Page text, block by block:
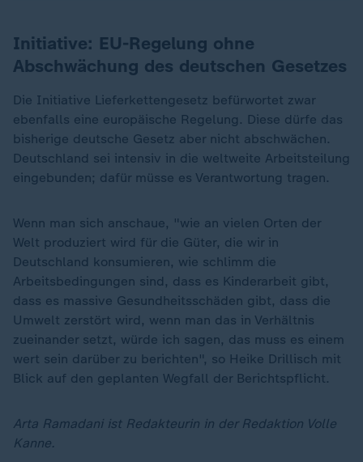
Initiative: EU-Regelung ohne
Abschwächung des deutschen Gesetzes
Die Initiative Lieferkettengesetz befürwortet zwar
ebenfalls eine europäische Regelung. Diese dürfe das
bisherige deutsche Gesetz aber nicht abschwächen.
Deutschland sei intensiv in die weltweite Arbeitsteilung
eingebunden; dafür müsse es Verantwortung tragen.
Wenn man sich anschaue, "wie an vielen Orten der
Welt produziert wird für die Güter, die wir in
Deutschland konsumieren, wie schlimm die
Arbeitsbedingungen sind, dass es Kinderarbeit gibt,
dass es massive Gesundheitsschäden gibt, dass die
Umwelt zerstört wird, wenn man das in Verhältnis
zueinander setzt, würde ich sagen, das muss es einem
wert sein darüber zu berichten", so Heike Drillisch mit
Blick auf den geplanten Wegfall der Berichtspflicht.
Arta Ramadani ist Redakteurin in der Redaktion Volle
Kanne.